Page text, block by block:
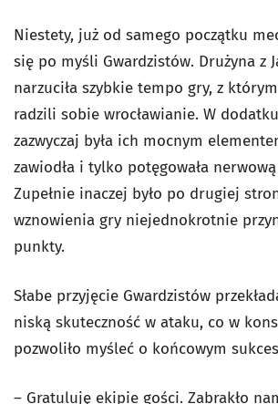
Niestety, już od samego początku
się po myśli Gwardzistów. Drużyna z
narzuciła szybkie tempo gry, z
radzili sobie wrocławianie. W
zazwyczaj była ich mocnym
zawiodła i tylko potęgowała
Zupełnie inaczej było po drugiej
wznowienia gry niejednokrotnie
punkty.
Słabe przyjęcie Gwardzistów
niską skuteczność w ataku, co w
pozwoliło myśleć o końcowym
– Gratuluję ekipie gości. Zabrakło